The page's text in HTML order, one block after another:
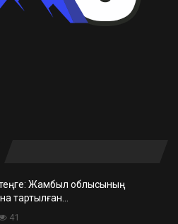
Жамбыл облысының
тартылған…
41